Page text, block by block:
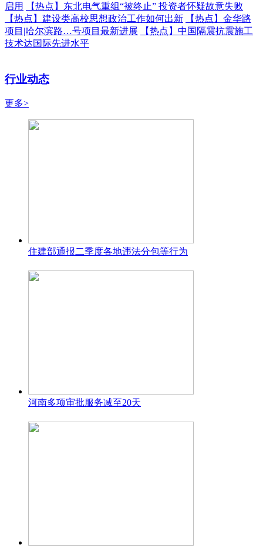
启用
【热点】 东北电气重组“被终止” 投资者怀疑故意失败
【热点】 建设类高校思想政治工作如何出新 【热点】 金华路
项目|哈尔滨路…号项目最新进展
【热点】 中国隔震抗震施工
技术达国际先进水平
行业动态
更多>
住建部通报二季度各地违法分包等行为
河南多项审批服务减至20天